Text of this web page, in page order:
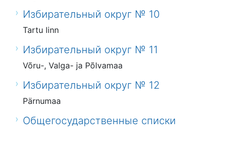
Избирательный округ № 10
Tartu linn
Избирательный округ № 11
Võru-, Valga- ja Põlvamaa
Избирательный округ № 12
Pärnumaa
Общегосударственные списки